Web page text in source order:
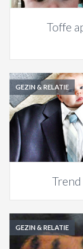
Toffe
GEZIN & RELATIE
GEZIN & RELATIE